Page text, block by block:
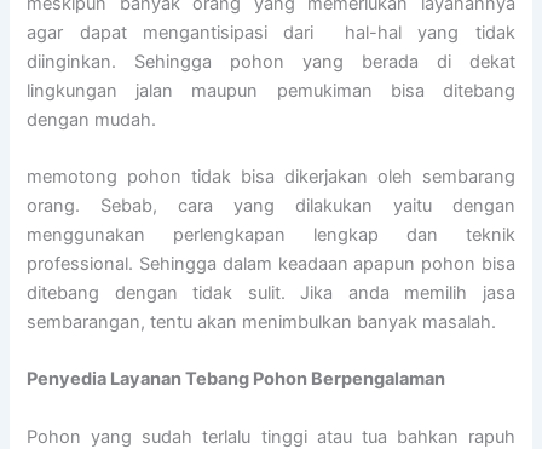
agar dapat mengantisipasi dari hal-hal yang tidak
diinginkan. Sehingga pohon yang berada di dekat
lingkungan jalan maupun pemukiman bisa ditebang
dengan mudah.
memotong pohon tidak bisa dikerjakan oleh sembarang
orang. Sebab, cara yang dilakukan yaitu dengan
menggunakan perlengkapan lengkap dan teknik
professional. Sehingga dalam keadaan apapun pohon bisa
ditebang dengan tidak sulit. Jika anda memilih jasa
sembarangan, tentu akan menimbulkan banyak masalah.
Penyedia Layanan Tebang Pohon Berpengalaman
Pohon yang sudah terlalu tinggi atau tua bahkan rapuh